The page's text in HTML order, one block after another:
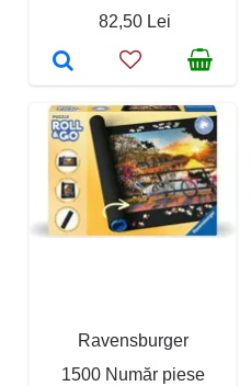
82,50 Lei
Ravensburger
1500 Număr piese